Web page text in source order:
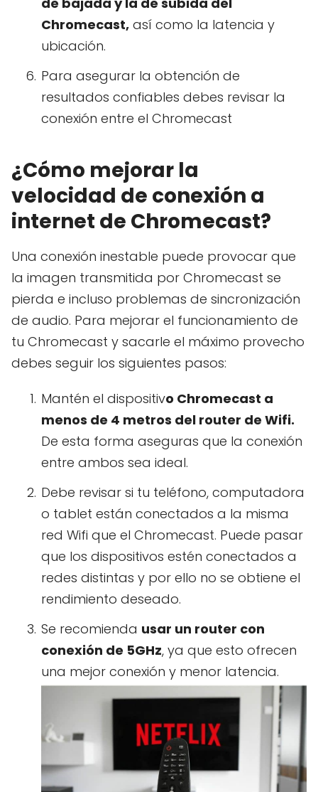
Chromecast, así como la latencia y
ubicación.
Para asegurar la obtención de
resultados confiables debes revisar la
conexión entre el Chromecast
¿Cómo mejorar la
velocidad de conexión a
internet de Chromecast?
Una conexión inestable puede provocar que
la imagen transmitida por Chromecast se
pierda e incluso problemas de sincronización
de audio. Para mejorar el funcionamiento de
tu Chromecast y sacarle el máximo provecho
debes seguir los siguientes pasos:
Mantén el dispositivo Chromecast a
menos de 4 metros del router de Wifi.
De esta forma aseguras que la conexión
entre ambos sea ideal.
Debe revisar si tu teléfono, computadora
o tablet están conectados a la misma
red Wifi que el Chromecast. Puede pasar
que los dispositivos estén conectados a
redes distintas y por ello no se obtiene el
rendimiento deseado.
Se recomienda usar un router con
conexión de 5GHz, ya que esto ofrecen
una mejor conexión y menor latencia.